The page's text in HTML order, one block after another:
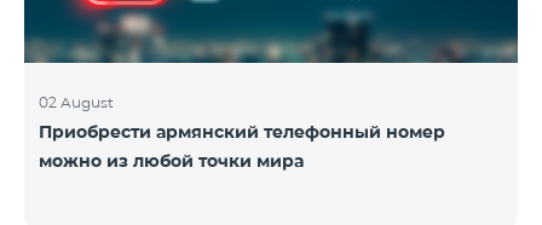
02 August
Приобрести армянский телефонный номер
можно из любой точки мира